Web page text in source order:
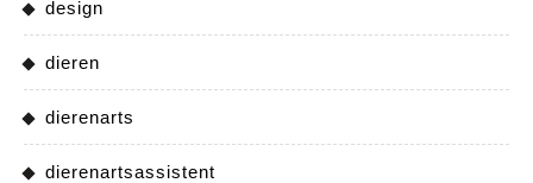
design
dieren
dierenarts
dierenartsassistent